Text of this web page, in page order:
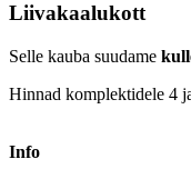
Liivakaalukott
Selle kauba suudame
Hinnad komplektidele 4
Info